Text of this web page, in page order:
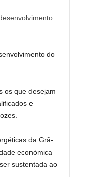
do
os que desejam
e
da Grã-
económica
sustentada ao